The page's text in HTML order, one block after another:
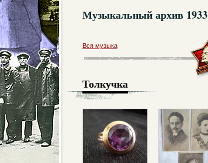
Музыкальный архив 1933
Вся музыка
Толкучка